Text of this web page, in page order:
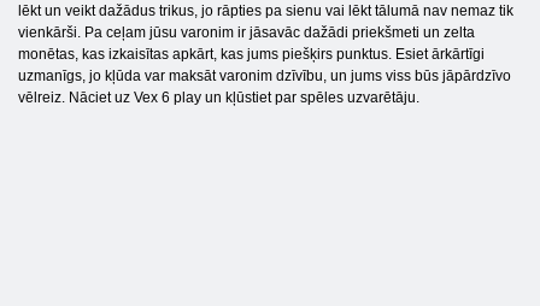
lēkt un veikt dažādus trikus, jo rāpties pa sienu vai lēkt tālumā nav nemaz tik
vienkārši. Pa ceļam jūsu varonim ir jāsavāc dažādi priekšmeti un zelta
monētas, kas izkaisītas apkārt, kas jums piešķirs punktus. Esiet ārkārtīgi
uzmanīgs, jo kļūda var maksāt varonim dzīvību, un jums viss būs jāpārdzīvo
vēlreiz. Nāciet uz Vex 6 play un kļūstiet par spēles uzvarētāju.